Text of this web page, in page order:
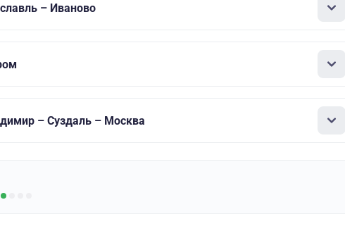
– Иваново
– Суздаль – Москва